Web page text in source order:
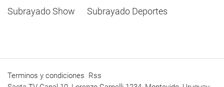
Subrayado Show Subrayado Deportes
Terminos y condiciones Rss